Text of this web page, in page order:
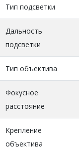
Тип подсветки
Дальность
подсветки
Тип объектива
Фокусное
расстояние
Крепление
объектива